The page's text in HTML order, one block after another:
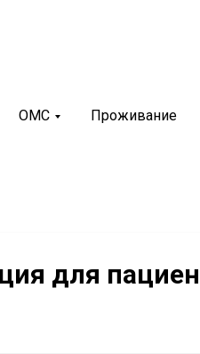
ОМС Проживание
для